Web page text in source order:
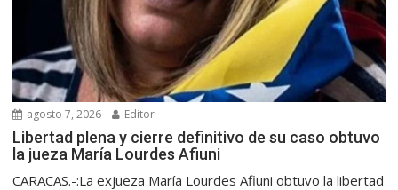
agosto 7, 2026 Editor
Libertad plena y cierre definitivo de su caso obtuvo
la jueza María Lourdes Afiuni
CARACAS.-:La exjueza María Lourdes Afiuni obtuvo la libertad